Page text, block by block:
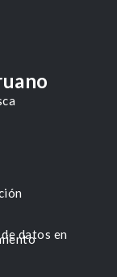
datos en